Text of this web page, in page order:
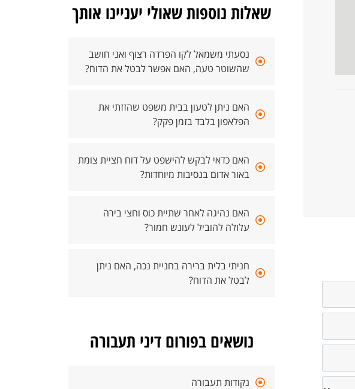
שאלות נוספות שאולי יעניינו אותך
נסעתי משמאל לקו הפרדה רצוף ואני חושב
שהשוטר טעה, האם אפשר לבטל את הדוח?
האם ניתן לטעון בבית משפט שהזזתי את
הפלאפון בלבד בזמן פקק?
האם כדאי לבקש להישפט על דוח חציית צומת
באור אדום בנסיבות מיוחדות?
האם נהיגה לאחר שתיית כוס וחצי בירה
עלולה להוביל לעונש חמור?
חניתי בלית ברירה בחניית נכה, האם ניתן
לבטל את הדוח?
נושאים בפורום דיני תעבורה
נקודות תעבורה